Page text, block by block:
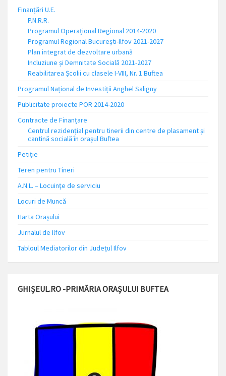
Finanțări U.E.
P.N.R.R.
Programul Operațional Regional 2014-2020
Programul Regional București-Ilfov 2021-2027
Plan integrat de dezvoltare urbană
Incluziune și Demnitate Socială 2021-2027
Reabilitarea Școlii cu clasele I-VIII, Nr. 1 Buftea
Programul Național de Investiții Anghel Saligny
Publicitate proiecte POR 2014-2020
Contracte de Finanțare
Centrul rezidențial pentru tinerii din centre de plasament și
cantină socială în orașul Buftea
Petiție
Teren pentru Tineri
A.N.L. – Locuinţe de serviciu
Locuri de Muncă
Harta Orașului
Jurnalul de Ilfov
Tabloul Mediatorilor din Județul Ilfov
GHIȘEUL.RO -PRIMĂRIA ORAȘULUI BUFTEA